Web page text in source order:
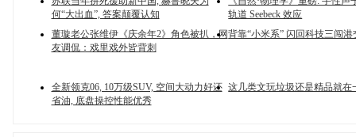
何“大出血”, 答案颠覆认知
轨道 Seebeck 效应
董璇老公张维伊《庆余年2》角色被扒，网
友调侃：戏里戏外皆背刺
背靠“小米系” 闪回科技三闯港
全新领克06, 10万级SUV, 空间大动力好还
省油, 底盘操控性能优秀
这几类文玩垃圾还是精品就在